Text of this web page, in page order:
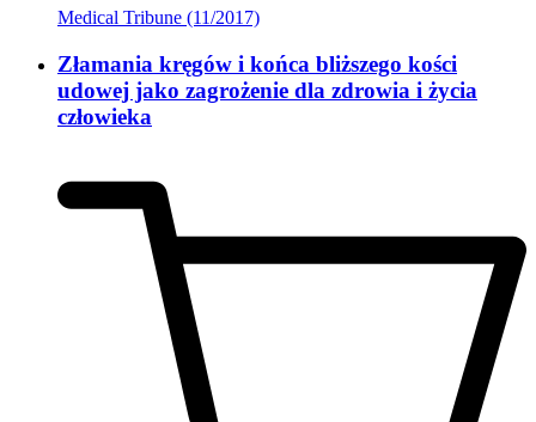
Medical Tribune (11/2017)
Złamania kręgów i końca bliższego kości
udowej jako zagrożenie dla zdrowia i życia
człowieka